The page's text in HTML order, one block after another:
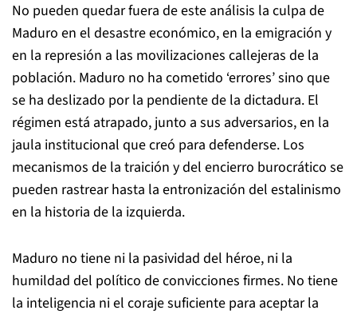
No pueden quedar fuera de este análisis la culpa de
Maduro en el desastre económico, en la emigración y
en la represión a las movilizaciones callejeras de la
población. Maduro no ha cometido ‘errores’ sino que
se ha deslizado por la pendiente de la dictadura. El
régimen está atrapado, junto a sus adversarios, en la
jaula institucional que creó para defenderse. Los
mecanismos de la traición y del encierro burocrático se
pueden rastrear hasta la entronización del estalinismo
en la historia de la izquierda.
Maduro no tiene ni la pasividad del héroe, ni la
humildad del político de convicciones firmes. No tiene
la inteligencia ni el coraje suficiente para aceptar la